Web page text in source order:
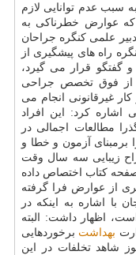
سبب عدم توانایی لازم
عوارض خطرناكی به
علمی كنگره جراحان
راه های پیشگیری از
گفتگو قرار می گیرد،
از فوق تخصص جراحی
غیرقانونی انجام می
اشاره كرد: این افراد
مطالعات اجمالی در
برمبنای آزمون و خطا و
زیبایی سه سال وقت
كتاب اختصاص داده
از عوارض فرا گرفته
با اشاره به اینكه در
اظهار داشت: البته
بهداشت برخوردهایی
شاهد تخلفات در این